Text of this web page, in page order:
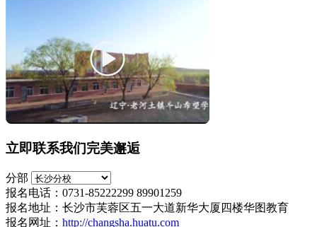
立即联系我们完美邂逅
分部
报名电话：0731-85222299 89901259
报名地址：长沙市芙蓉区五一大道新华大厦四楼华图教育
报名网址： http://changsha.huatu.com